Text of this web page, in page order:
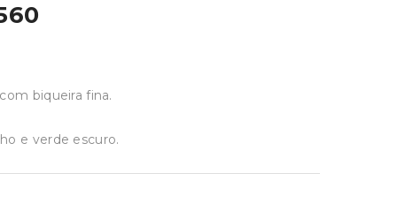
biqueira fina.
e verde escuro.